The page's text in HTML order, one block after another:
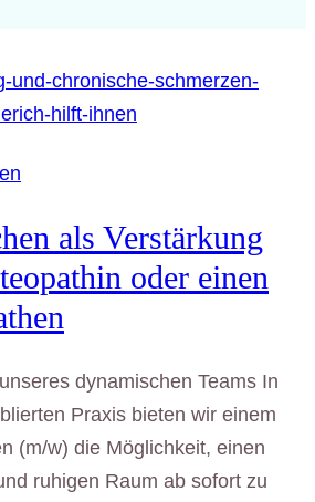
als Verstärkung
oder einen
dynamischen Teams In
Praxis bieten wir einem
(m/w) die Möglichkeit, einen
ruhigen Raum ab sofort zu